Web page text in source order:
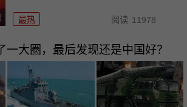
最热 阅读 11978
一大圈，最后发现还是中国好？